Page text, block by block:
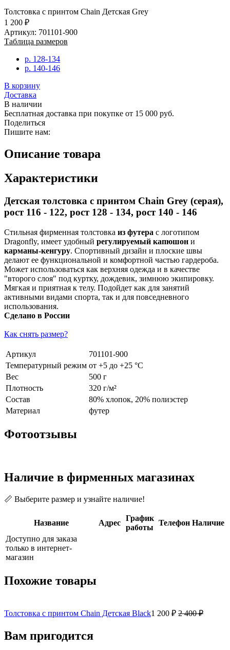
Толстовка с принтом Chain Детская Grey
1 200 ₽
Артикул: 701101-900
Таблица размеров
р. 128-134
р. 140-146
В корзину
Доставка
В наличии
Бесплатная доставка при покупке от 15 000 руб.
Поделиться
Пишите нам:
Описание товара
Характеристики
Детская толстовка с принтом Chain Grey (серая),
рост 116 - 122, рост 128 - 134, рост 140 - 146
Стильная фирменная толстовка из футера с логотипом
Dragonfly, имеет удобный регулируемый капюшон и
карманы-кенгуру. Спортивный дизайн и плоские швы
делают ее функциональной и комфортной частью гардероба.
Может использоваться как верхняя одежда и в качестве
"второго слоя" под куртку, дождевик, зимнюю экипировку.
Мягкая и приятная к телу. Подойдет как для занятий
активными видами спорта, так и для повседневного
использования.
Сделано в России
Как снять размер?
Артикул
701101-900
Температурный режим от +5 до +25 °С
Вес
500 г
Плотность
320 г/м²
Состав
80% хлопок, 20% полиэстер
Материал
футер
Фотоотзывы
Наличие в фирменных магазинах
📏 Выберите размер и узнайте наличие!
Название Адрес
График
работы
Телефон Наличие
Доступно для заказа
только в интернет-
магазин
Похожие товары
Толстовка с принтом Chain Детская Black1 200 ₽ 2 400 ₽
Вам пригодится